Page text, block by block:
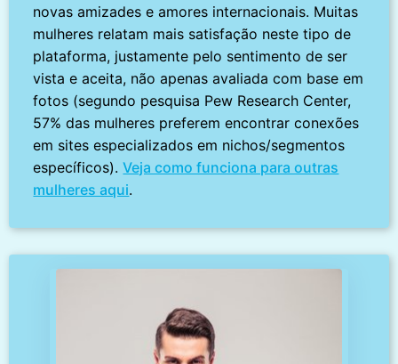
novas amizades e amores internacionais. Muitas
mulheres relatam mais satisfação neste tipo de
plataforma, justamente pelo sentimento de ser
vista e aceita, não apenas avaliada com base em
fotos (segundo pesquisa Pew Research Center,
57% das mulheres preferem encontrar conexões
em sites especializados em nichos/segmentos
específicos).Veja como funciona para outras
mulheres aqui.